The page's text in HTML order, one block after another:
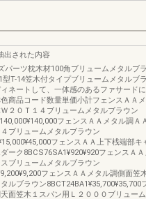
出された内容
パーツ枕木材100角ブリュームメタルブ
型T-14笠木付タイプブリュームメタルブ
ネートして、一体感のあるファサードに
商品コード数量単価小計フェンスＡＡ
２０Ｔ１４ブリュームメタルブラウン
フェンスＡＡメタル調Ａ
ブリュームメタルブラウン
フェンスＡＡ上下桟端部キ
ーク8BCS76SA1¥920¥920フェンスＡＡ
ブリュームメタルブラウン
フェンスＡＡメタル調側面笠
ルブラウン8BCT24BA1¥35,700¥35,700
面笠木１スパン用Ｌ２０００ブリュー